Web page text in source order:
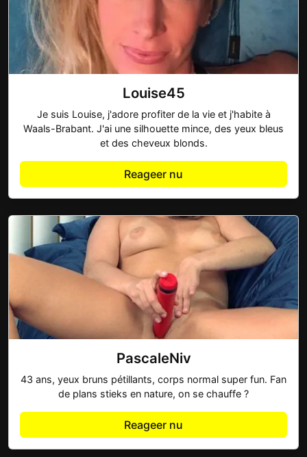
Louise45
Je suis Louise, j'adore profiter de la vie et j'habite à
Waals-Brabant. J'ai une silhouette mince, des yeux bleus
et des cheveux blonds.
Reageer nu
PascaleNiv
43 ans, yeux bruns pétillants, corps normal super fun. Fan
de plans stieks en nature, on se chauffe ?
Reageer nu